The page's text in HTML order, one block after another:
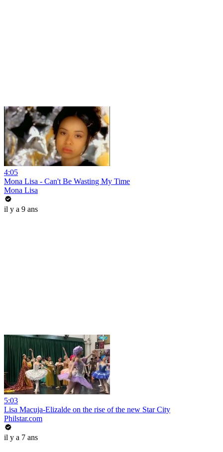
4:05
Mona Lisa - Can't Be Wasting My Time
Mona Lisa
il y a 9 ans
5:03
Lisa Macuja-Elizalde on the rise of the new Star City
Philstar.com
il y a 7 ans